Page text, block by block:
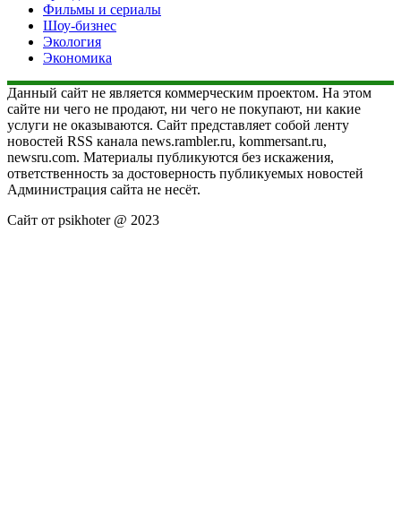
Фильмы и сериалы
Шоу-бизнес
Экология
Экономика
Данный сайт не является коммерческим проектом. На этом
сайте ни чего не продают, ни чего не покупают, ни какие
услуги не оказываются. Сайт представляет собой ленту
новостей RSS канала news.rambler.ru, kommersant.ru,
newsru.com. Материалы публикуются без искажения,
ответственность за достоверность публикуемых новостей
Администрация сайта не несёт.
Сайт от psikhoter @ 2023